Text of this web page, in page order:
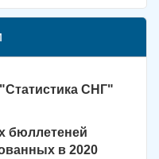
СНГ"
бюллетеней
в 2020